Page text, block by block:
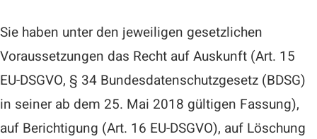
Sie haben unter den jeweiligen gesetzlichen
Voraussetzungen das Recht auf Auskunft (Art. 15
EU-DSGVO, § 34 Bundesdatenschutzgesetz (BDSG)
in seiner ab dem 25. Mai 2018 gültigen Fassung),
auf Berichtigung (Art. 16 EU-DSGVO), auf Löschung